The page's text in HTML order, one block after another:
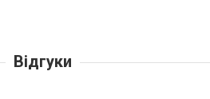
Відгуки